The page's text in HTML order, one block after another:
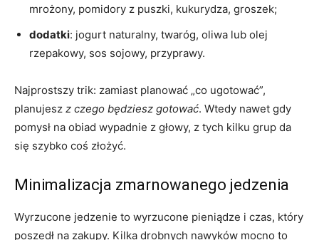
mrożony, pomidory z puszki, kukurydza, groszek;
dodatki: jogurt naturalny, twaróg, oliwa lub olej
rzepakowy, sos sojowy, przyprawy.
Najprostszy trik: zamiast planować „co ugotować”,
planujesz z czego będziesz gotować. Wtedy nawet gdy
pomysł na obiad wypadnie z głowy, z tych kilku grup da
się szybko coś złożyć.
Minimalizacja zmarnowanego jedzenia
Wyrzucone jedzenie to wyrzucone pieniądze i czas, który
poszedł na zakupy. Kilka drobnych nawyków mocno to